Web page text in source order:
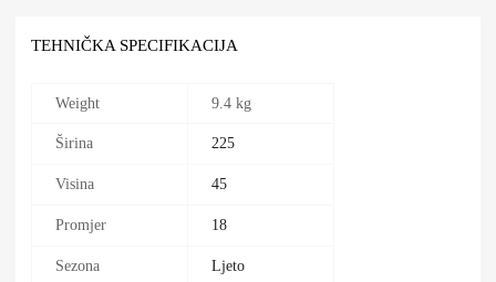
TEHNIČKA SPECIFIKACIJA
Weight 9.4 kg
Širina 225
Visina 45
Promjer 18
Sezona Ljeto